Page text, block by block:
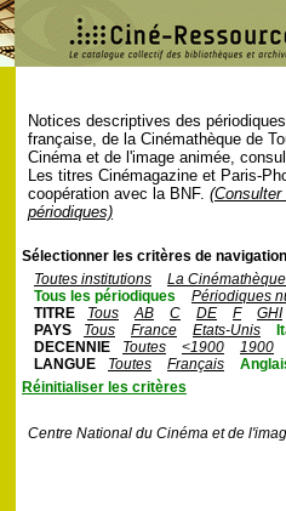
Notices descriptives des
française, de la Cinémathèque de
Cinéma et de l'image animée,
Les titres Cinémagazine et Paris-
coopération avec la BNF.
périodiques)
Sélectionner les critères de
Toutes institutions
La
Tous les périodiques
Périodiques
TITRE
Tous AB C DE F
GHI
PAYS
Tous France Etats-Unis
DECENNIE
Toutes <1900
1900
LANGUE
Toutes Français
Réinitialiser les critères
Centre National du Cinéma et de